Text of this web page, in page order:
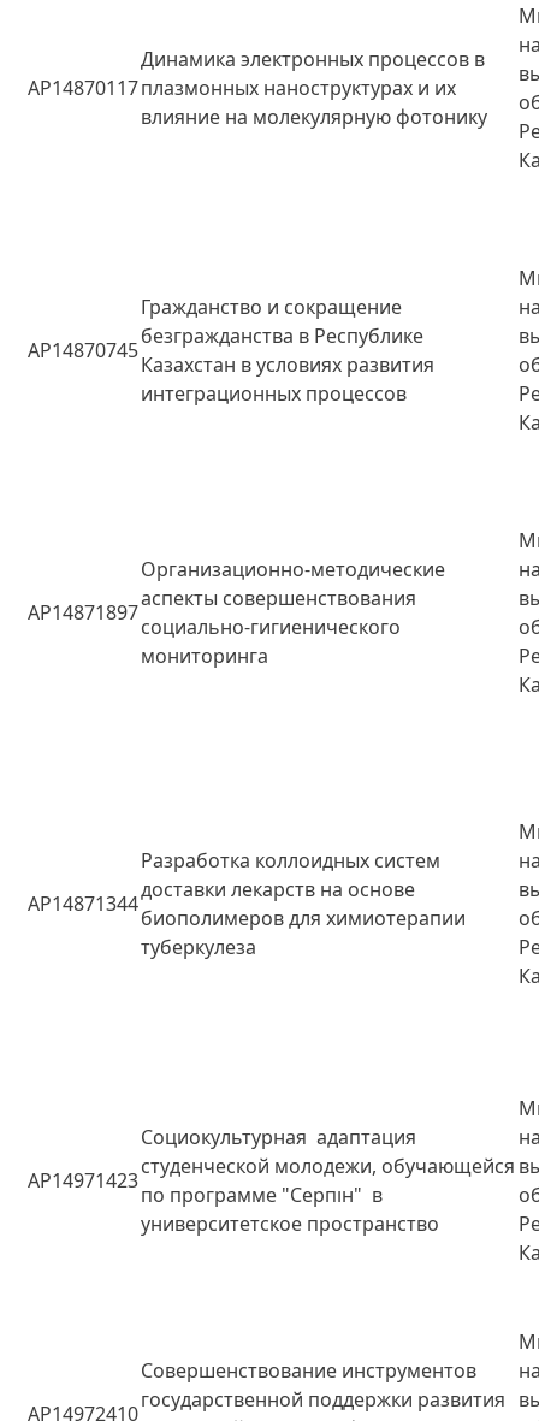
AP14870117
Динамика электронных процессов в
плазмонных наноструктурах и их
влияние на молекулярную фотонику
AP14870745
Гражданство и сокращение
безгражданства в Республике
Казахстан в условиях развития
интеграционных процессов
AP14871897
Организационно-методические
аспекты совершенствования
социально-гигиенического
мониторинга
AP14871344
Разработка коллоидных систем
доставки лекарств на основе
биополимеров для химиотерапии
туберкулеза
AP14971423
Социокультурная адаптация
студенческой молодежи, обучающейся
по программе "Серпін" в
университетское пространство
AP14972410
Совершенствование инструментов
государственной поддержки развития